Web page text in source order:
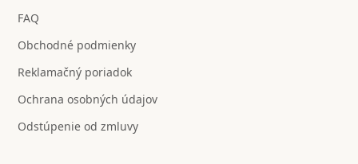
FAQ
Obchodné podmienky
Reklamačný poriadok
Ochrana osobných údajov
Odstúpenie od zmluvy